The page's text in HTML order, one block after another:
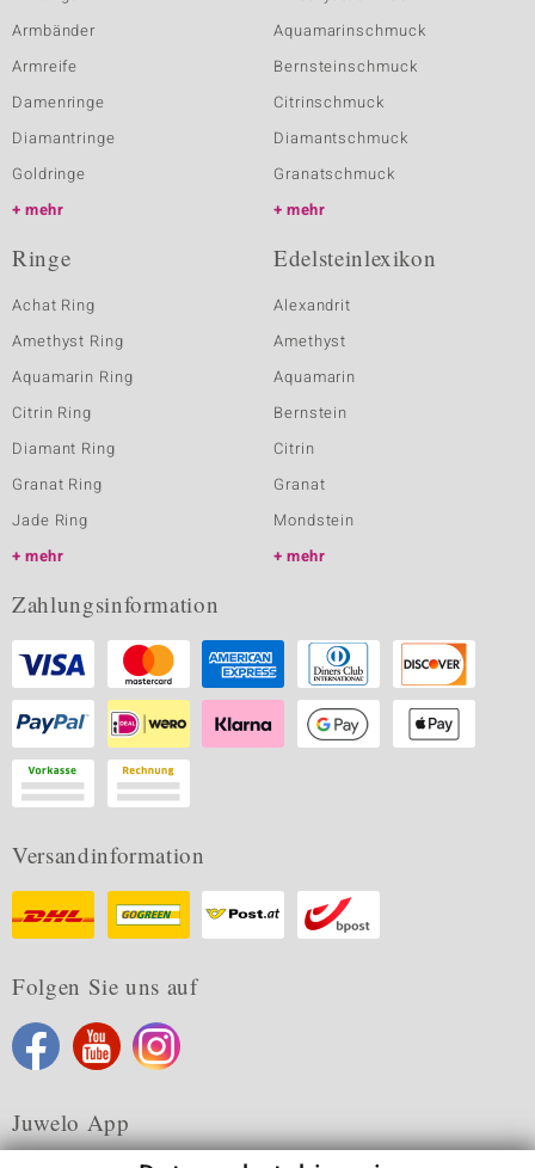
Armbänder
Armreife
Damenringe
Diamantringe
Goldringe
mehr
Aquamarinschmuck
Bernsteinschmuck
Citrinschmuck
Diamantschmuck
Granatschmuck
mehr
Ringe
Achat Ring
Amethyst Ring
Aquamarin Ring
Citrin Ring
Diamant Ring
Granat Ring
Jade Ring
mehr
Edelsteinlexikon
Alexandrit
Amethyst
Aquamarin
Bernstein
Citrin
Granat
Mondstein
mehr
Zahlungsinformation
Versandinformation
Folgen Sie uns auf
Juwelo App